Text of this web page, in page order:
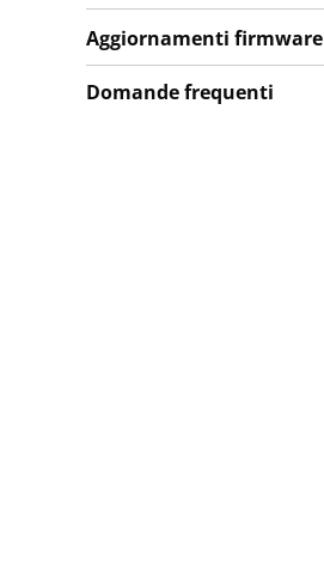
Aggiornamenti firmware
Domande frequenti